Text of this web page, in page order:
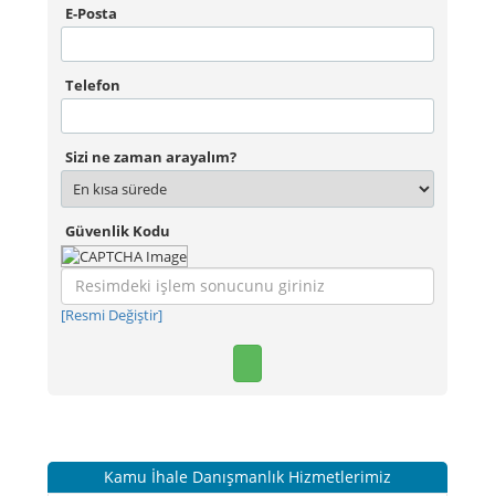
E-Posta
Telefon
Sizi ne zaman arayalım?
Güvenlik Kodu
[Resmi Değiştir]
Kamu İhale Danışmanlık Hizmetlerimiz